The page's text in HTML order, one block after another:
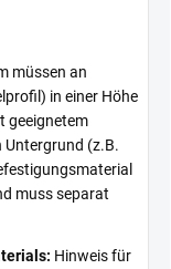
müssen an
in einer Höhe
geeignetem
Untergrund (z.B.
muss separat
Hinweis für